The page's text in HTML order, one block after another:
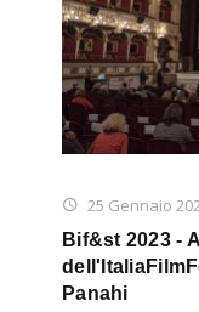
25 Gennaio
Bif&st 2023 -
Panahi